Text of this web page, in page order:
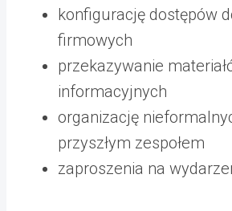
konfigurację dostępów
firmowych
przekazywanie
informacyjnych
organizację
przyszłym zespołem
zaproszenia na